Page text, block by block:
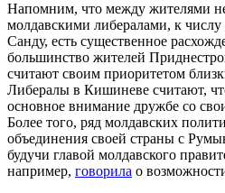
Напомним, что между жителями
молдавскими либералами, к
Санду, есть существенное
большинство жителей
считают своим приоритетом
Либералы в Кишиневе считают,
основное внимание дружбе со
Более того, ряд молдавских
объединения своей страны с
будучи главой молдавского
например, говорила о